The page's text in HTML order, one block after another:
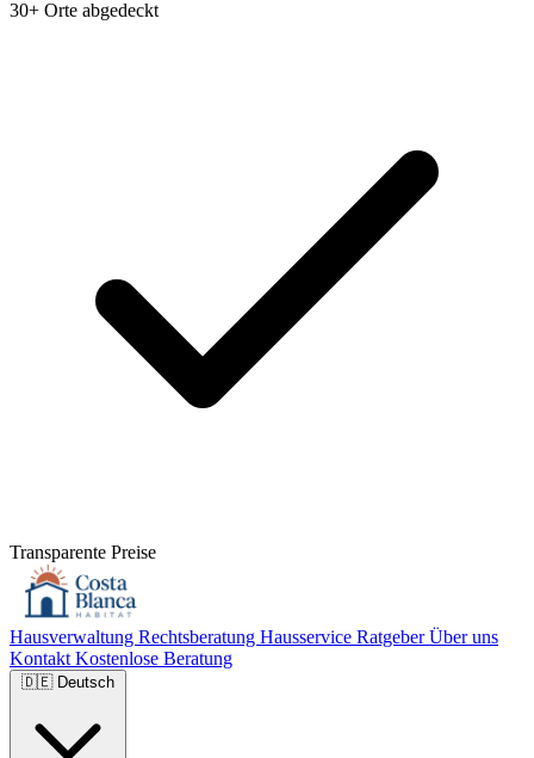
30+ Orte abgedeckt
Transparente Preise
Hausverwaltung Rechtsberatung Hausservice RatgeberÜber uns
Kontakt Kostenlose Beratung
🇩🇪 Deutsch